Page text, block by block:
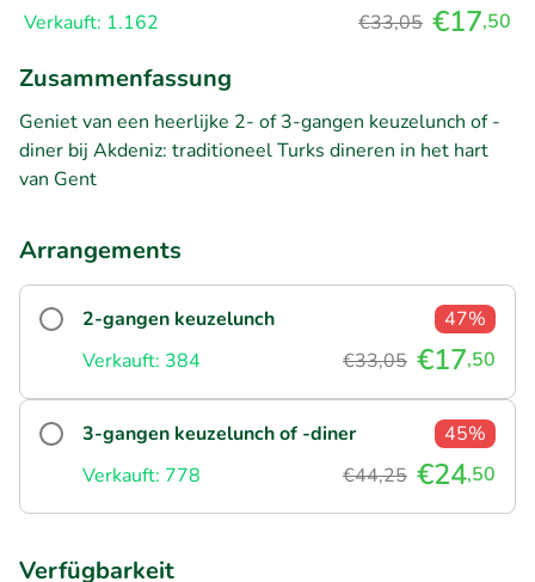
Verkauft: 1.162 €33,05 €17,50
Zusammenfassung
Geniet van een heerlijke 2- of 3-gangen keuzelunch of -
diner bij Akdeniz: traditioneel Turks dineren in het hart
van Gent
Arrangements
2-gangen keuzelunch
47%
Verkauft: 384
€33,05 €17,50
3-gangen keuzelunch of -diner
45%
Verkauft: 778
€44,25 €24,50
Verfügbarkeit